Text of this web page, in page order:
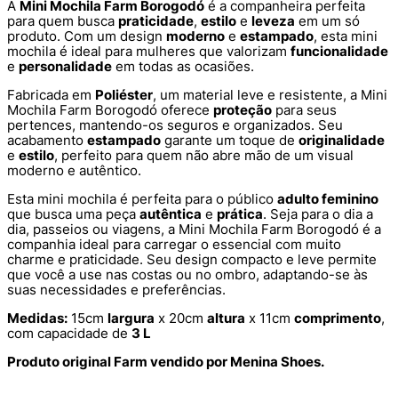
A Mini Mochila Farm Borogodó é a companheira perfeita
para quem busca praticidade, estilo e leveza em um só
produto. Com um design moderno e estampado, esta mini
mochila é ideal para mulheres que valorizam funcionalidade
e personalidade em todas as ocasiões.
Fabricada em Poliéster, um material leve e resistente, a Mini
Mochila Farm Borogodó oferece proteção para seus
pertences, mantendo-os seguros e organizados. Seu
acabamento estampado garante um toque de originalidade
e estilo, perfeito para quem não abre mão de um visual
moderno e autêntico.
Esta mini mochila é perfeita para o público adulto feminino
que busca uma peça autêntica e prática. Seja para o dia a
dia, passeios ou viagens, a Mini Mochila Farm Borogodó é a
companhia ideal para carregar o essencial com muito
charme e praticidade. Seu design compacto e leve permite
que você a use nas costas ou no ombro, adaptando-se às
suas necessidades e preferências.
Medidas: 15cm largura x 20cm altura x 11cm comprimento,
com capacidade de 3 L
Produto original Farm vendido por Menina Shoes.